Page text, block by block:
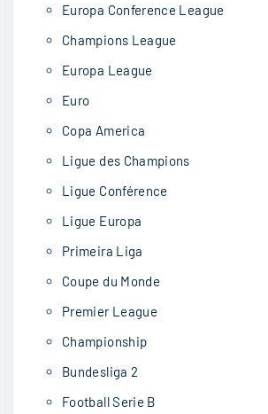
Europa Conference League
Champions League
Europa League
Euro
Copa America
Ligue des Champions
Ligue Conférence
Ligue Europa
Primeira Liga
Coupe du Monde
Premier League
Championship
Bundesliga 2
Football Serie B